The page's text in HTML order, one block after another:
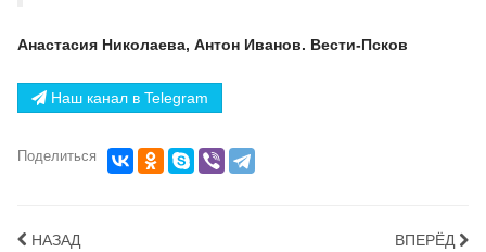
Анастасия Николаева, Антон Иванов. Вести-Псков
Наш канал в Telegram
Поделиться
НАЗАД ВПЕРЁД